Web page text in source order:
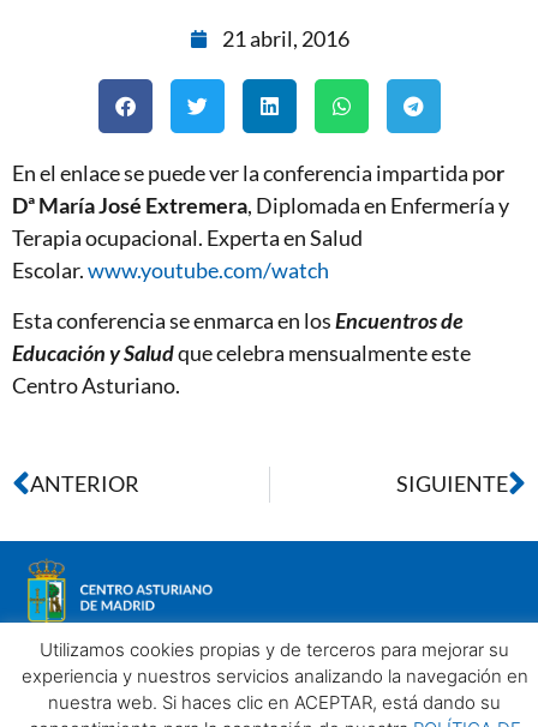
21 abril, 2016
En el enlace se puede ver la conferencia impartida por
Dª María José Extremera, Diplomada en Enfermería y
Terapia ocupacional. Experta en Salud
Escolar.www.youtube.com/watch
Esta conferencia se enmarca en losEncuentros de
Educación y Saludque celebra mensualmente este
Centro Asturiano.
ANTERIOR SIGUIENTE
Aviso legal Política de privacidad Política de Cookies
Utilizamos cookies propias y de terceros para mejorar su
experiencia y nuestros servicios analizando la navegación en
nuestra web. Si haces clic en ACEPTAR, está dando su